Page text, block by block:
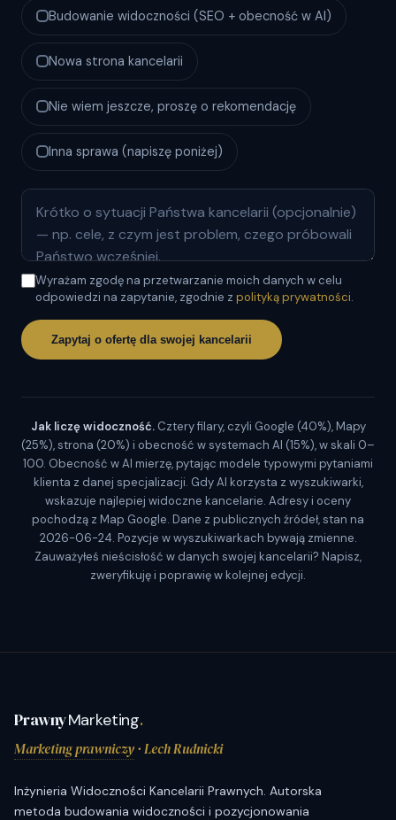
Budowanie widoczności (SEO + obecność w AI)
Nowa strona kancelarii
Nie wiem jeszcze, proszę o rekomendację
Inna sprawa (napiszę poniżej)
Wyrażam zgodę na przetwarzanie moich danych w celu
odpowiedzi na zapytanie, zgodnie z polityką prywatności.
Zapytaj o ofertę dla swojej kancelarii
Jak liczę widoczność.Cztery filary, czyli Google (40%), Mapy
(25%), strona (20%) i obecność w systemach AI (15%), w skali 0–
100. Obecność w AI mierzę, pytając modele typowymi pytaniami
klienta z danej specjalizacji. Gdy AI korzysta z wyszukiwarki,
wskazuje najlepiej widoczne kancelarie. Adresy i oceny
pochodzą z Map Google. Dane z publicznych źródeł, stan na
2026-06-24. Pozycje w wyszukiwarkach bywają zmienne.
Zauważyłeś nieścisłość w danych swojej kancelarii? Napisz,
zweryfikuję i poprawię w kolejnej edycji.
PrawnyMarketing.
Marketing prawniczy· Lech Rudnicki
Inżynieria Widoczności Kancelarii Prawnych. Autorska
metoda budowania widoczności i pozycjonowania